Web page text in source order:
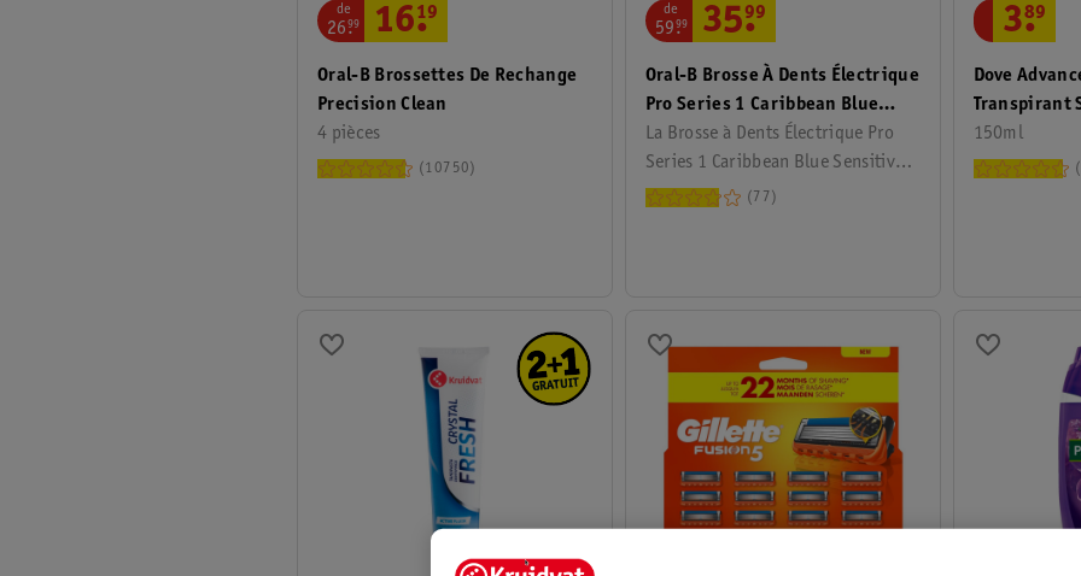
Oral-B Brossettes De Rechange
Precision Clean
4 pièces
de
26.
99 16.
19
10750
Oral-B Brosse À Dents Électrique
Pro Series 1 Caribbean Blue
Sensitive
La Brosse à Dents Électrique Pro
Series 1 Caribbean Blue Sensitive
d’Oral-B vous guide pour un
de
59.
99 35.
99
77
Dove
Transpirant
150ml
3.
89